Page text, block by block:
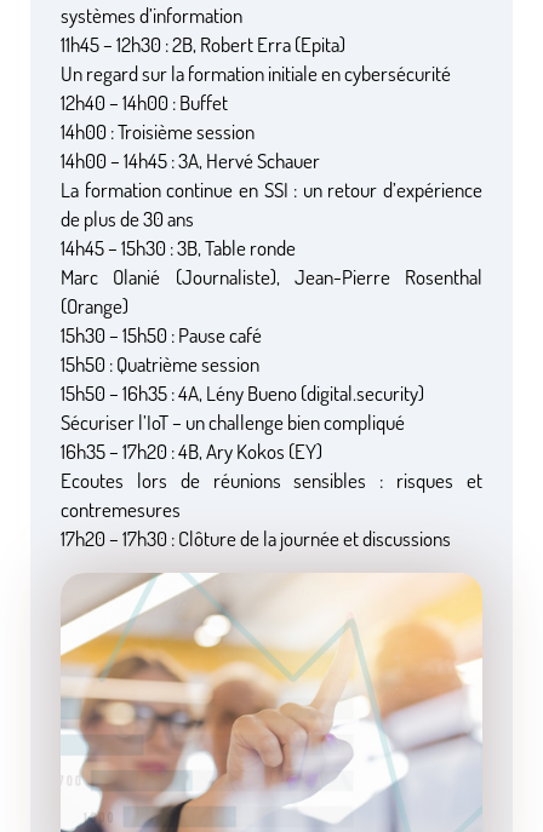
systèmes d’information
11h45 – 12h30 : 2B, Robert Erra (Epita)
Un regard sur la formation initiale en cybersécurité
12h40 – 14h00 : Buffet
14h00 : Troisième session
14h00 – 14h45 : 3A, Hervé Schauer
La formation continue en SSI : un retour d’expérience
de plus de 30 ans
14h45 – 15h30 : 3B, Table ronde
Marc Olanié (Journaliste), Jean-Pierre Rosenthal
(Orange)
15h30 – 15h50 : Pause café
15h50 : Quatrième session
15h50 – 16h35 : 4A, Lény Bueno (digital.security)
Sécuriser l’IoT – un challenge bien compliqué
16h35 – 17h20 : 4B, Ary Kokos (EY)
Ecoutes lors de réunions sensibles : risques et
contremesures
17h20 – 17h30 : Clôture de la journée et discussions